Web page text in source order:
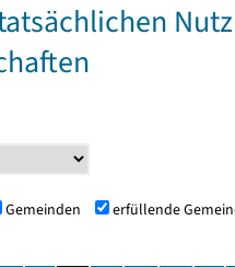
Gemeinden erfüllende